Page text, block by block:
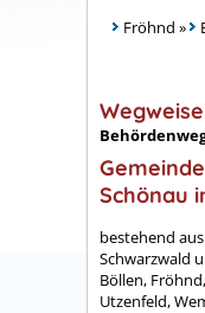
Fröhnd »
Schönau
bestehend
Schwarzwald
Böllen,
Utzenfeld,